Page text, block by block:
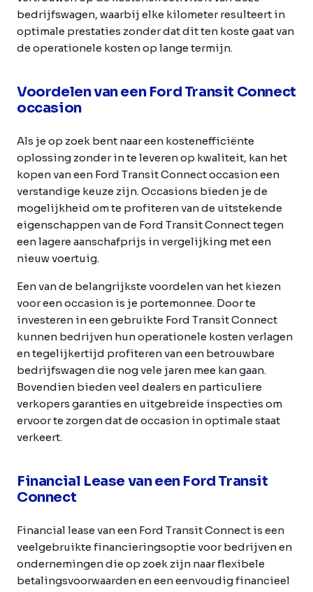
bedrijfswagen, waarbij elke kilometer resulteert in
optimale prestaties zonder dat dit ten koste gaat van
de operationele kosten op lange termijn.
Voordelen van een Ford Transit Connect
occasion
Als je op zoek bent naar een kostenefficiënte
oplossing zonder in te leveren op kwaliteit, kan het
kopen van een Ford Transit Connect occasion een
verstandige keuze zijn. Occasions bieden je de
mogelijkheid om te profiteren van de uitstekende
eigenschappen van de Ford Transit Connect tegen
een lagere aanschafprijs in vergelijking met een
nieuw voertuig.
Een van de belangrijkste voordelen van het kiezen
voor een occasion is je portemonnee. Door te
investeren in een gebruikte Ford Transit Connect
kunnen bedrijven hun operationele kosten verlagen
en tegelijkertijd profiteren van een betrouwbare
bedrijfswagen die nog vele jaren mee kan gaan.
Bovendien bieden veel dealers en particuliere
verkopers garanties en uitgebreide inspecties om
ervoor te zorgen dat de occasion in optimale staat
verkeert.
Financial Lease van een Ford Transit
Connect
Financial lease van een Ford Transit Connect is een
veelgebruikte financieringsoptie voor bedrijven en
ondernemingen die op zoek zijn naar flexibele
betalingsvoorwaarden en een eenvoudig financieel